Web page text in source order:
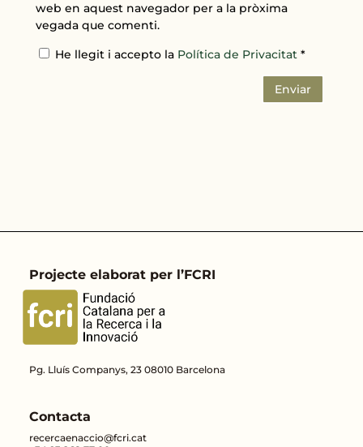
web en aquest navegador per a la pròxima
vegada que comenti.
He llegit i accepto la Política de Privacitat*
Enviar
Projecte elaborat per l’FCRI
Pg. Lluís Companys, 23 08010 Barcelona
Contacta
recercaenaccio@fcri.cat